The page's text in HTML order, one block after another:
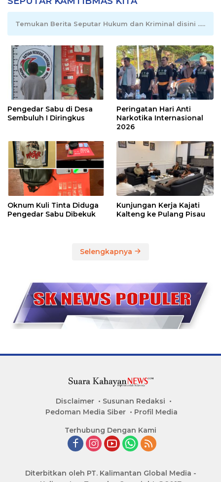
Temukan Berita Seputar Hukum dan Kriminal disini .....
Pengedar Sabu di Desa
Sembuluh I Diringkus
Peringatan Hari Anti
Narkotika Internasional
2026
Oknum Kuli Tinta Diduga
Pengedar Sabu Dibekuk
Kunjungan Kerja Kajati
Kalteng ke Pulang Pisau
Selengkapnya
Disclaimer
Susunan Redaksi
Pedoman Media Siber
Profil Media
Terhubung Dengan Kami
Diterbitkan oleh PT. Kalimantan Global Media -